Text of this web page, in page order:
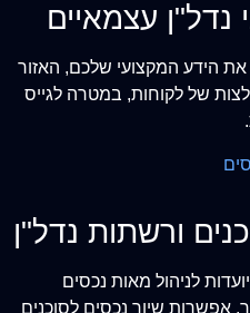
נדל"ן עצמאיים
הידע המקצועי שלכם, האזור
של לקוחות, במטרה לגייס
ורשתות נדל"ן
לניהול מאות נכסים
אפשרות שיוך נכסים לסוכנים